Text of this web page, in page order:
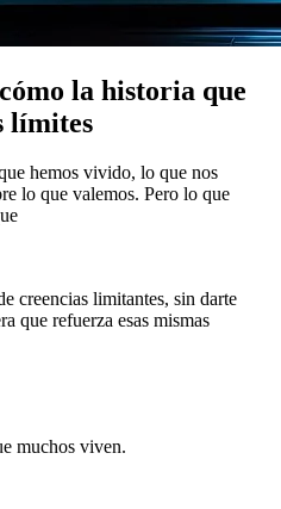
la historia que
límites
hemos vivido, lo que nos
lo que valemos. Pero lo que
creencias limitantes, sin darte
que refuerza esas mismas
muchos viven.